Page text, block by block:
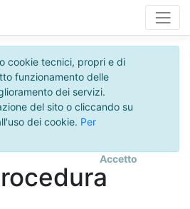
cookie tecnici, propri e di
funzionamento delle
dei servizi.
del sito o cliccando su
dei cookie. Per
Accetto